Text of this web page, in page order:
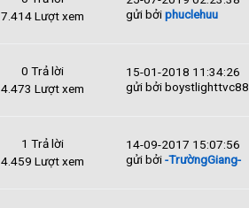
7.414 Lượt xem
gửi bởiphuclehuu
0 Trả lời
4.473 Lượt xem
15-01-2018 11:34:26
gửi bởi boystlighttvc88
1 Trả lời
4.459 Lượt xem
14-09-2017 15:07:56
gửi bởi-TrườngGiang-